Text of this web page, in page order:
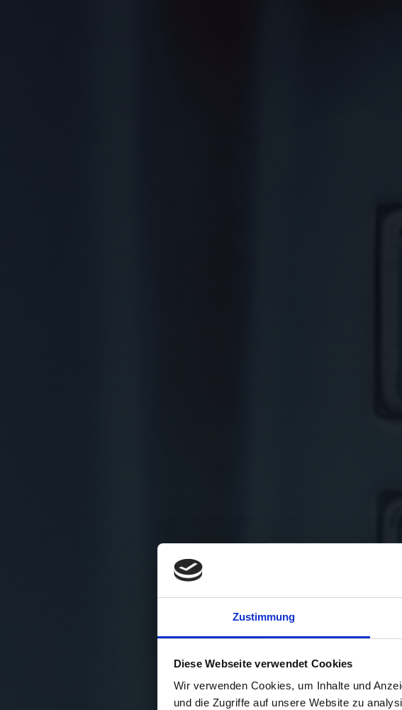
Zustimmung
Diese Webseite verwendet Cookies
Wir verwenden Cookies, um Inhalte und
und die Zugriffe auf unsere Website zu